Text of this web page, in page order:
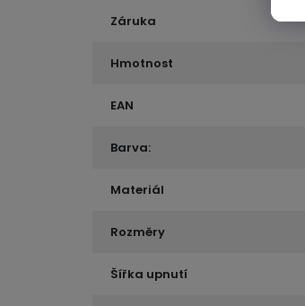
Záruka
Hmotnost
EAN
Barva:
Materiál
Rozměry
Šířka upnutí